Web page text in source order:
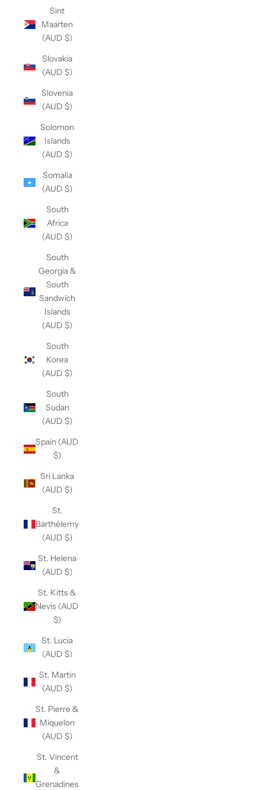
Sint
Maarten
(AUD $)
Slovakia
(AUD $)
Slovenia
(AUD $)
Solomon
Islands
(AUD $)
Somalia
(AUD $)
South
Africa
(AUD $)
South
Georgia &
South
Sandwich
Islands
(AUD $)
South
Korea
(AUD $)
South
Sudan
(AUD $)
Spain (AUD
$)
Sri Lanka
(AUD $)
St.
Barthélemy
(AUD $)
St. Helena
(AUD $)
St. Kitts &
Nevis (AUD
$)
St. Lucia
(AUD $)
St. Martin
(AUD $)
St. Pierre &
Miquelon
(AUD $)
St. Vincent
&
Grenadines